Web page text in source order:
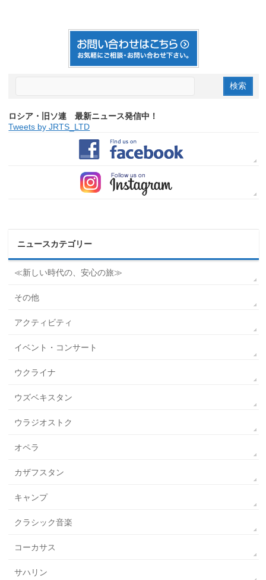
ロシア・旧ソ連 最新ニュース発信中！
Tweets by JRTS_LTD
ニュースカテゴリー
≪新しい時代の、安心の旅≫
その他
アクティビティ
イベント・コンサート
ウクライナ
ウズベキスタン
ウラジオストク
オペラ
カザフスタン
キャンプ
クラシック音楽
コーカサス
サハリン